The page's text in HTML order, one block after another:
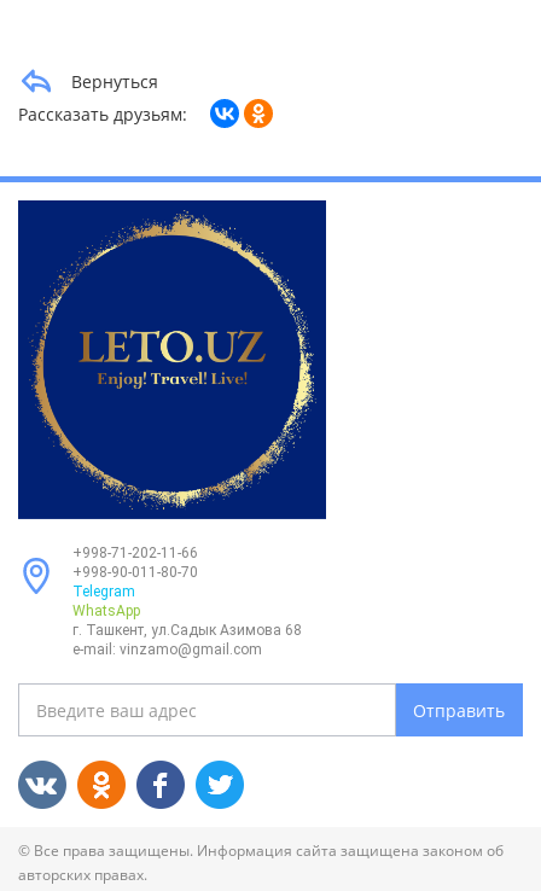
Вернуться
Рассказать друзьям:
+998-71-202-11-66
+998-90-011-80-70
Telegram
WhatsApp
г. Ташкент, ул.Садык Азимова 68
e-mail: vinzamo@gmail.com
Отправить
© Все права защищены. Информация сайта защищена законом об
авторских правах.